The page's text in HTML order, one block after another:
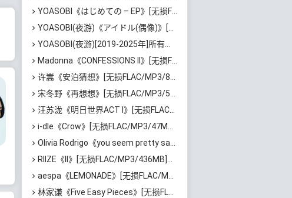
YOASOBI《はじめての – EP》[无损FLAC/MP3/342MB]百度云网盘下载
YOASOBI(夜游)《アイドル(偶像)》[无损FLAC/MP3/90MB]百度云网盘下载
YOASOBI(夜游)[2019-2025年]所有专辑歌曲合集打包[无损FLAC/MP3/6.15GB]百度云网盘下载
Madonna《CONFESSIONS II》[无损FLAC/MP3/1.15GB]百度云网盘下载
许嵩《安泊猜想》[无损FLAC/MP3/801MB]百度云网盘下载
宋冬野《再想想》[无损FLAC/MP3/513MB]百度云网盘下载
汪苏泷《明日世界ACT I》[无损FLAC/MP3/861MB]百度云网盘下载
i-dle《Crow》[无损FLAC/MP3/47MB]百度云网盘下载
Olivia Rodrigo《you seem pretty sad for a girl so in love》[无损FLAC/MP3/745MB]百度云网盘下载
RIIZE《II》[无损FLAC/MP3/436MB]百度云网盘下载
aespa《LEMONADE》[无损FLAC/MP3/674MB]百度云网盘下载
林家谦《Five Easy Pieces》[无损FLAC/MP3/223MB]百度云网盘下载